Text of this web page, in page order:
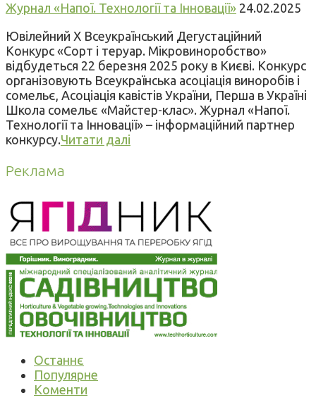
Журнал «Напої. Технології та Інновації» 24.02.2025
Ювілейний Х Всеукраїнський Дегустаційний
Конкурс «Сорт і теруар. Мікровиноробство»
відбудеться 22 березня 2025 року в Києві. Конкурс
організовують Всеукраїнська асоціація виноробів і
сомельє, Асоціація кавістів України, Перша в Україні
Школа сомельє «Майстер-клас». Журнал «Напої.
Технології та Інновації» – інформаційний партнер
конкурсу.Читати далі
Реклама
Останнє
Популярне
Коменти